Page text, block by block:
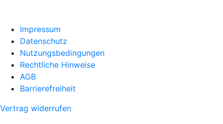
Impressum
Datenschutz
Nutzungsbedingungen
Rechtliche Hinweise
AGB
Barrierefreiheit
Vertrag widerrufen